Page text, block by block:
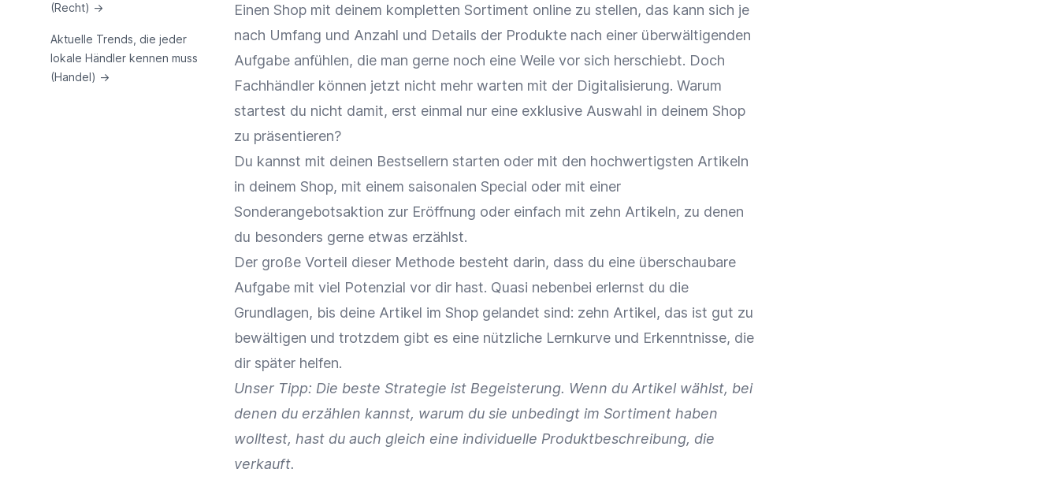
(Recht) →
Aktuelle Trends, die jeder
lokale Händler kennen muss
(Handel) →
Einen Shop mit deinem kompletten Sortiment online zu stellen, das kann sich je
nach Umfang und Anzahl und Details der Produkte nach einer überwältigenden
Aufgabe anfühlen, die man gerne noch eine Weile vor sich herschiebt. Doch
Fachhändler können jetzt nicht mehr warten mit der Digitalisierung. Warum
startest du nicht damit, erst einmal nur eine exklusive Auswahl in deinem Shop
zu präsentieren?
Du kannst mit deinen Bestsellern starten oder mit den hochwertigsten Artikeln
in deinem Shop, mit einem saisonalen Special oder mit einer
Sonderangebotsaktion zur Eröffnung oder einfach mit zehn Artikeln, zu denen
du besonders gerne etwas erzählst.
Der große Vorteil dieser Methode besteht darin, dass du eine überschaubare
Aufgabe mit viel Potenzial vor dir hast. Quasi nebenbei erlernst du die
Grundlagen, bis deine Artikel im Shop gelandet sind: zehn Artikel, das ist gut zu
bewältigen und trotzdem gibt es eine nützliche Lernkurve und Erkenntnisse, die
dir später helfen.
Unser Tipp: Die beste Strategie ist Begeisterung. Wenn du Artikel wählst, bei
denen du erzählen kannst, warum du sie unbedingt im Sortiment haben
wolltest, hast du auch gleich eine individuelle Produktbeschreibung, die
verkauft.